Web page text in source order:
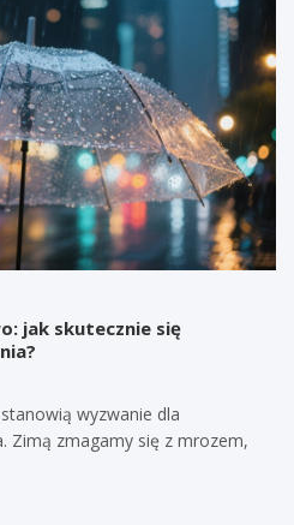
jak skutecznie się
wyzwanie dla
Zimą zmagamy się z mrozem,